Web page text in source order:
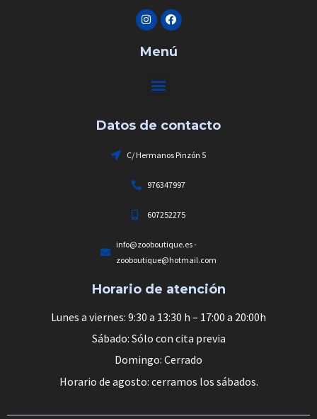
Menú
Datos de contacto
C/ Hermanos Pinzón 5
976347997
607252275
info@zooboutique.es -
zooboutique@hotmail.com
Horario de atención
Lunes a viernes: 9:30 a 13:30 h – 17:00 a 20:00h
Sábado: Sólo con cita previa
Domingo: Cerrado
Horario de agosto: cerramos los sábados.